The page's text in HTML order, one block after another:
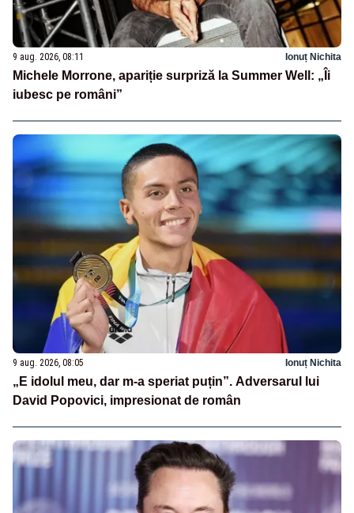
9 aug. 2026, 08:11 Ionuț Nichita
Michele Morrone, apariție surpriză la Summer Well: „Îi
iubesc pe români”
9 aug. 2026, 08:05 Ionuț Nichita
„E idolul meu, dar m-a speriat puțin”. Adversarul lui
David Popovici, impresionat de român